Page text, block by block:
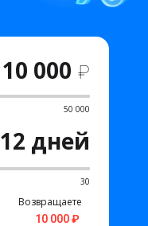
10 000 ₽
50 000
12 дней
30
Возвращаете
10 000 ₽